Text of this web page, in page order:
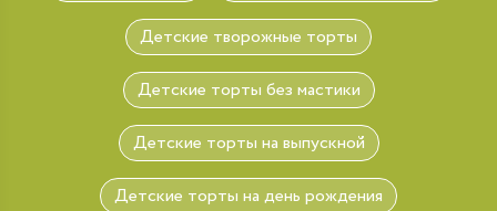
Детские творожные торты
Детские торты без мастики
Детские торты на выпускной
Детские торты на день рождения